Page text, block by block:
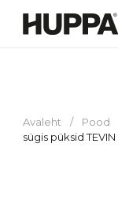
Avaleht / Pood
sügis püksid TEVIN